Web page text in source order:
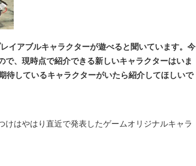
イアブルキャラクターが遊べると聞いています。今
、現時点で紹介できる新しいキャラクターはいま
待しているキャラクターがいたら紹介してほしいで
はやはり直近で発表したゲームオリジナルキャラ